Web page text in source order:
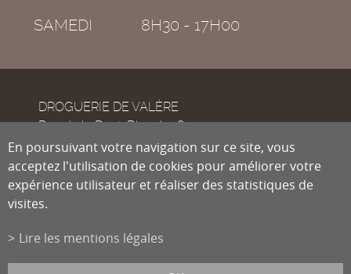
SAMEDI
8H30 - 17H00
DROGUERIE DE VALÈRE
Rue de la Dent-Blanche 8
CH-1950
Sion
Tél.
info@droguiste.net
En poursuivant votre navigation sur ce site, vous
acceptez l'utilisation de cookies pour améliorer votre
expérience utilisateur et réaliser des statistiques de
visites.
Lire les mentions légales